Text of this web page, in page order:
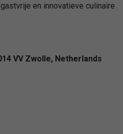
en innovatieve culinaire
VV Zwolle, Netherlands